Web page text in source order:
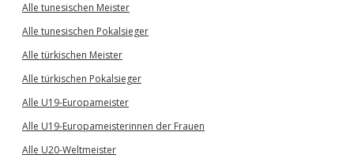
Alle tunesischen Meister
Alle tunesischen Pokalsieger
Alle türkischen Meister
Alle türkischen Pokalsieger
Alle U19-Europameister
Alle U19-Europameisterinnen der Frauen
Alle U20-Weltmeister